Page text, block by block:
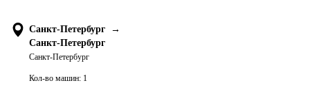
Санкт-Петербург
→
Санкт-Петербург
Санкт-Петербург
Кол-во машин: 1